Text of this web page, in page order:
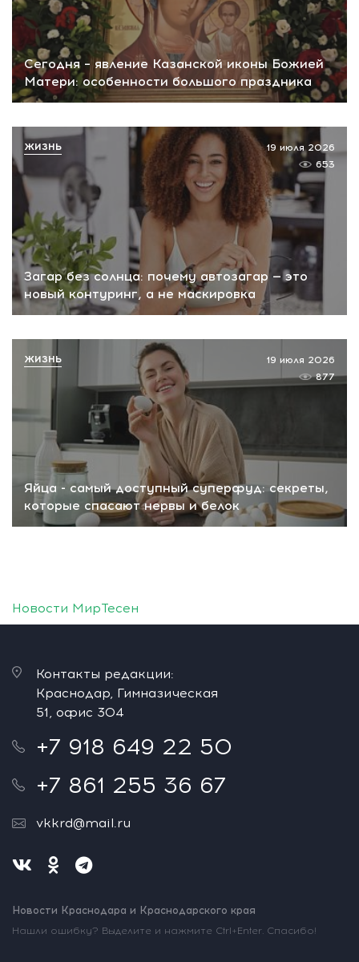
Сегодня – явление Казанской иконы Божией
Матери: особенности большого праздника
Загар без солнца: почему автозагар — это
новый контуринг, а не маскировка
19 июля 2026
653
ЖИЗНЬ
Яйца - самый доступный суперфуд: секреты,
которые спасают нервы и белок
19 июля 2026
877
ЖИЗНЬ
Новости МирТесен
Контакты редакции:
Краснодар, Гимназическая
51, офис 304
+7 918 649 22 50
+7 861 255 36 67
vkkrd@mail.ru
Новости Краснодара и Краснодарского края
Нашли ошибку? Выделите и нажмите Ctrl+Enter. Спасибо!